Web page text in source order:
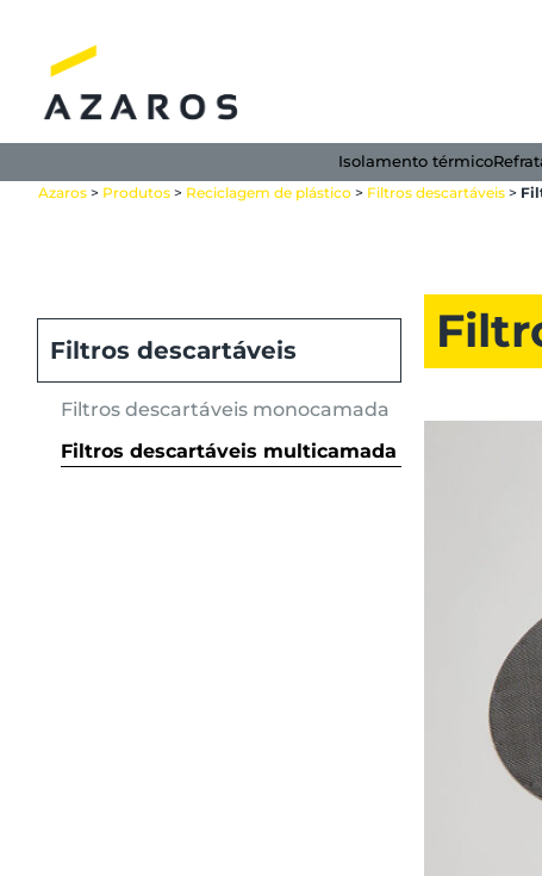
content
Isolamento térmico
Azaros > Produtos > Reciclagem de plástico > Filtros descartáveis >
Filtros descartáveis
Filtros descartáveis monocamada
Filtros descartáveis multicamada